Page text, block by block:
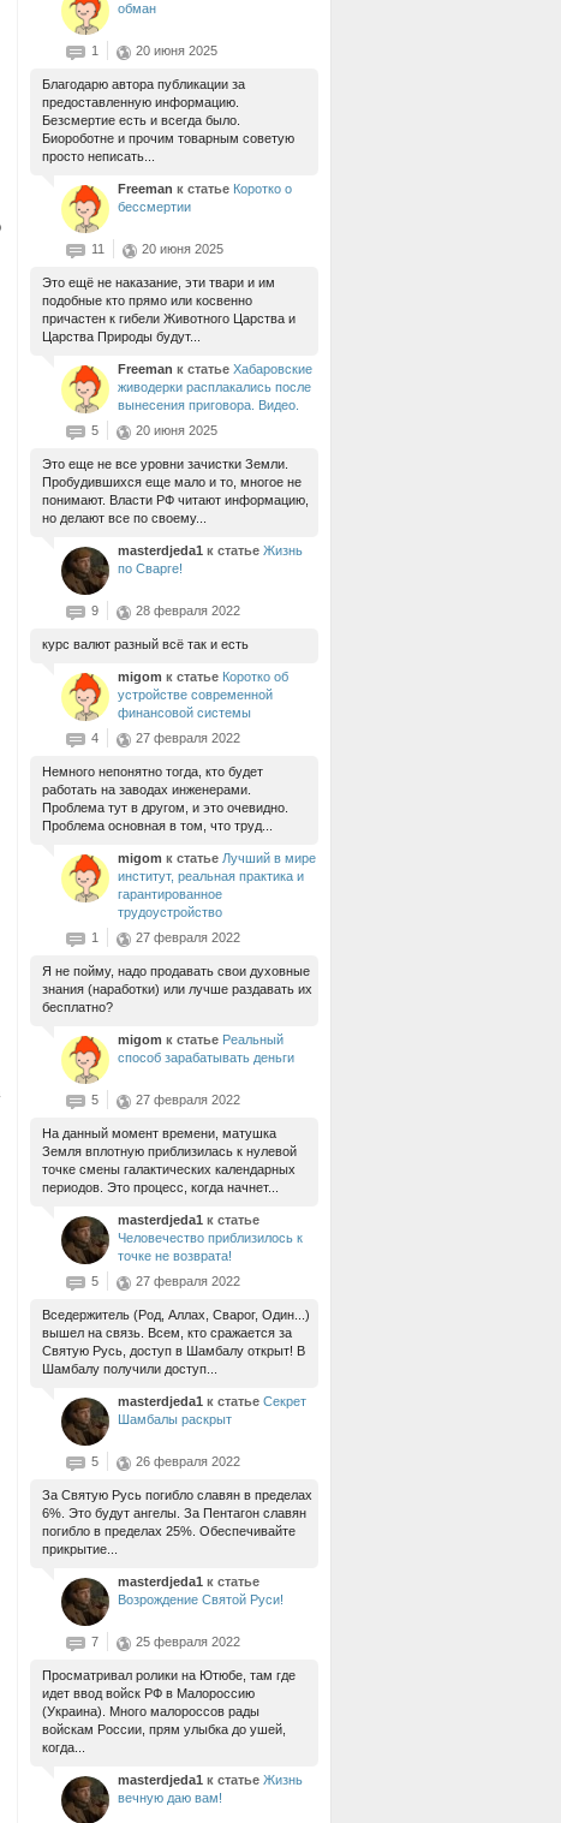
обман
1 20 июня 2025
Благодарю автора публикации за
предоставленную информацию.
Безсмертие есть и всегда было.
Биороботне и прочим товарным советую
просто неписать...
Freeman к статье Коротко о
бессмертии
11 20 июня 2025
Это ещё не наказание, эти твари и им
подобные кто прямо или косвенно
причастен к гибели Животного Царства и
Царства Природы будут...
Freeman к статье Хабаровские
живодерки расплакались после
вынесения приговора. Видео.
5
20 июня 2025
Это еще не все уровни зачистки Земли.
Пробудившихся еще мало и то, многое не
понимают. Власти РФ читают информацию,
но делают все по своему...
masterdjeda1 к статье Жизнь
по Сварге!
9 28 февраля 2022
курс валют разный всё так и есть
migom к статье Коротко об
устройстве современной
финансовой системы
4
27 февраля 2022
Немного непонятно тогда, кто будет
работать на заводах инженерами.
Проблема тут в другом, и это очевидно.
Проблема основная в том, что труд...
migom к статье Лучший в мире
институт, реальная практика и
гарантированное
трудоустройство
1
27 февраля 2022
Я не пойму, надо продавать свои духовные
знания (наработки) или лучше раздавать их
бесплатно?
migom к статье Реальный
способ зарабатывать деньги
5 27 февраля 2022
На данный момент времени, матушка
Земля вплотную приблизилась к нулевой
точке смены галактических календарных
периодов. Это процесс, когда начнет...
masterdjeda1 к статье
Человечество приблизилось к
точке не возврата!
5
27 февраля 2022
Вседержитель (Род, Аллах, Сварог, Один...)
вышел на связь. Всем, кто сражается за
Святую Русь, доступ в Шамбалу открыт! В
Шамбалу получили доступ...
masterdjeda1 к статье Секрет
Шамбалы раскрыт
5 26 февраля 2022
За Святую Русь погибло славян в пределах
6%. Это будут ангелы. За Пентагон славян
погибло в пределах 25%. Обеспечивайте
прикрытие...
masterdjeda1 к статье
Возрождение Святой Руси!
7 25 февраля 2022
Просматривал ролики на Ютюбе, там где
идет ввод войск РФ в Малороссию
(Украина). Много малороссов рады
войскам России, прям улыбка до ушей,
когда...
masterdjeda1 к статье Жизнь
вечную даю вам!